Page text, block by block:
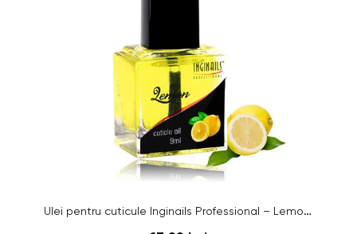
Ulei pentru cuticule Inginails Professional – Lemon, 9ml